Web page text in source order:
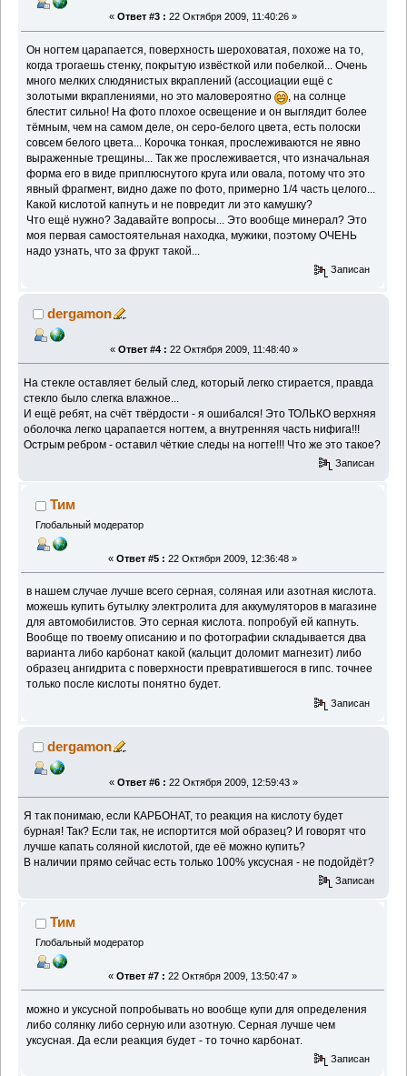
« Ответ #3 : 22 Октября 2009, 11:40:26 »
Он ногтем царапается, поверхность шероховатая, похоже на то,
когда трогаешь стенку, покрытую извёсткой или побелкой... Очень
много мелких слюдянистых вкраплений (ассоциации ещё с
золотыми вкраплениями, но это маловероятно
, на солнце
блестит сильно! На фото плохое освещение и он выглядит более
тёмным, чем на самом деле, он серо-белого цвета, есть полоски
совсем белого цвета... Корочка тонкая, прослеживаются не явно
выраженные трещины... Так же прослеживается, что изначальная
форма его в виде приплюснутого круга или овала, потому что это
явный фрагмент, видно даже по фото, примерно 1/4 часть целого...
Какой кислотой капнуть и не повредит ли это камушку?
Что ещё нужно? Задавайте вопросы... Это вообще минерал? Это
моя первая самостоятельная находка, мужики, поэтому ОЧЕНЬ
надо узнать, что за фрукт такой...
Записан
dergamon
« Ответ #4 : 22 Октября 2009, 11:48:40 »
На стекле оставляет белый след, который легко стирается, правда
стекло было слегка влажное...
И ещё ребят, на счёт твёрдости - я ошибался! Это ТОЛЬКО верхняя
оболочка легко царапается ногтем, а внутренняя часть нифига!!!
Острым ребром - оставил чёткие следы на ногте!!! Что же это такое?
Записан
Тим
Глобальный модератор
« Ответ #5 : 22 Октября 2009, 12:36:48 »
в нашем случае лучше всего серная, соляная или азотная кислота.
можешь купить бутылку электролита для аккумуляторов в магазине
для автомобилистов. Это серная кислота. попробуй ей капнуть.
Вообще по твоему описанию и по фотографии складывается два
варианта либо карбонат какой (кальцит доломит магнезит) либо
образец ангидрита с поверхности превратившегося в гипс. точнее
только после кислоты понятно будет.
Записан
dergamon
« Ответ #6 : 22 Октября 2009, 12:59:43 »
Я так понимаю, если КАРБОНАТ, то реакция на кислоту будет
бурная! Так? Если так, не испортится мой образец? И говорят что
лучше капать соляной кислотой, где её можно купить?
В наличии прямо сейчас есть только 100% уксусная - не подойдёт?
Записан
Тим
Глобальный модератор
« Ответ #7 : 22 Октября 2009, 13:50:47 »
можно и уксусной попробывать но вообще купи для определения
либо солянку либо серную или азотную. Серная лучше чем
уксусная. Да если реакция будет - то точно карбонат.
Записан